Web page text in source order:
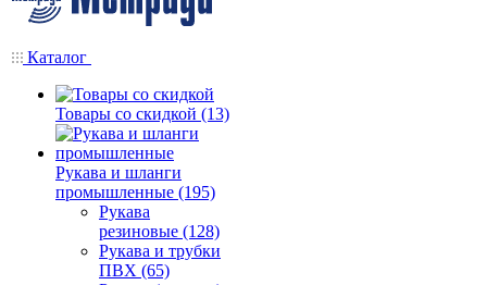
Каталог
Товары со скидкой (13)
Рукава и шланги
промышленные (195)
Рукава
резиновые (128)
Рукава и трубки
ПВХ (65)